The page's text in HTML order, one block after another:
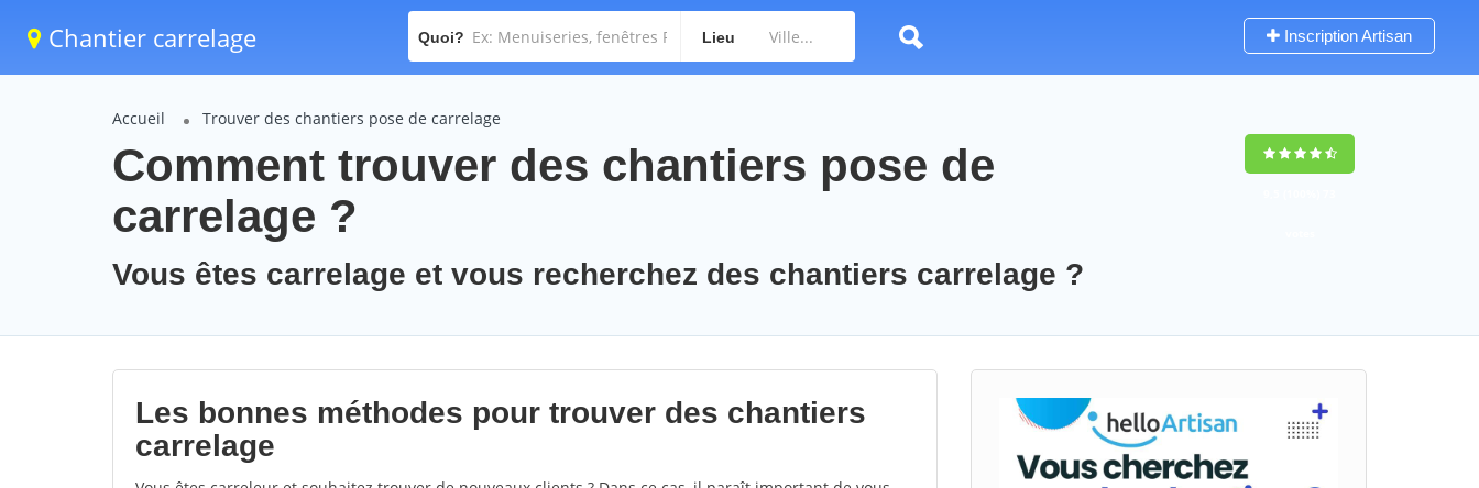
Chantier carrelage Quoi? Lieu Inscription Artisan
Accueil Trouver des chantiers pose de carrelage
Comment trouver des chantiers pose de
carrelage ?
Vous êtes carrelage et vous recherchez des chantiers carrelage ?
Les bonnes méthodes pour trouver des chantiers
carrelage